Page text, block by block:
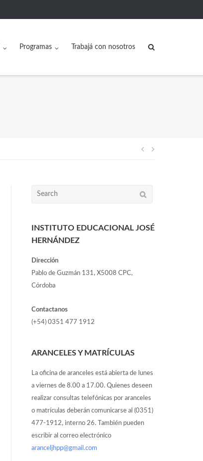
Programas Trabajá con nosotros
INSTITUTO EDUCACIONAL JOSÉ
HERNÁNDEZ
Dirección
Pablo de Guzmán 131, X5008 CPC,
Córdoba
Contactanos
(+54) 0351 477 1912
ARANCELES Y MATRÍCULAS
La oficina de aranceles está abierta de lunes
a viernes de 8.00 a 17.00. Quienes deseen
realizar consultas telefónicas por aranceles
o matrículas deberán comunicarse al (0351)
477-1912, interno 26. También pueden
escribir al correo electrónico
aranceljhpp@gmail.com